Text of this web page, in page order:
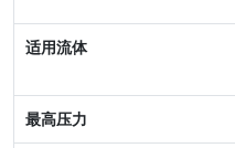
最高压力
阀体材质